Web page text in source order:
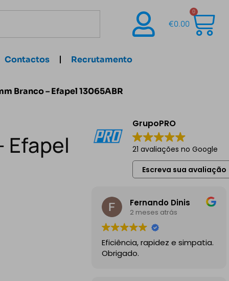
€0.00
0
Contactos Recrutamento
Branco – Efapel 13065ABR
Efapel
GrupoPRO
21 avaliações no Google
Escreva sua avaliação
Fernando Dinis
2 meses atrás
Eficiência, rapidez e simpatia.
Obrigado.